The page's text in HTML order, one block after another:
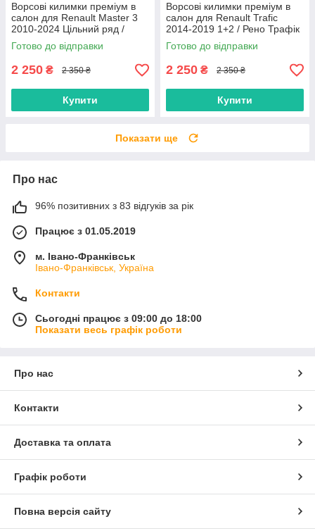
Ворсові килимки преміум в
салон для Renault Master 3
2010-2024 Цільний ряд /
Рено Мастер 3 килимки
Готово до відправки
2 250 ₴ 2 350 ₴
Купити
Ворсові килимки преміум в
салон для Renault Trafic
2014-2019 1+2 / Рено Трафік
килимки
Готово до відправки
2 250 ₴ 2 350 ₴
Купити
Показати ще
Про нас
96% позитивних з 83 відгуків за рік
Працює з 01.05.2019
м. Івано-Франківськ
Івано-Франківськ, Україна
Контакти
Сьогодні працює з 09:00 до 18:00
Показати весь графік роботи
Про нас
Контакти
Доставка та оплата
Графік роботи
Повна версія сайту